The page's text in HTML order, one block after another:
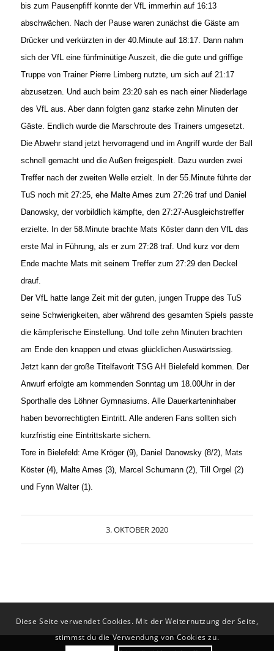
bis zum Pausenpfiff konnte der VfL immerhin auf 16:13
abschwächen. Nach der Pause waren zunächst die Gäste am
Drücker und verkürzten in der 40.Minute auf 18:17. Dann nahm
sich der VfL eine fünfminütige Auszeit, die die gute und griffige
Truppe von Trainer Pierre Limberg nutzte, um sich auf 21:17
abzusetzen. Und auch beim 23:20 sah es nach einer Niederlage
des VfL aus. Aber dann folgten ganz starke zehn Minuten der
Gäste. Endlich wurde die Marschroute des Trainers umgesetzt.
Die Abwehr stand jetzt hervorragend und im Angriff wurde der Ball
schnell gemacht und die Außen freigespielt. Dazu wurden zwei
Treffer nach der zweiten Welle erzielt. In der 55.Minute führte der
TuS noch mit 27:25, ehe Malte Ames zum 27:26 traf und Daniel
Danowsky, der vorbildlich kämpfte, den 27:27-Ausgleichstreffer
erzielte. In der 58.Minute brachte Mats Köster dann den VfL das
erste Mal in Führung, als er zum 27:28 traf. Und kurz vor dem
Ende machte Mats mit seinem Treffer zum 27:29 den Deckel
drauf.
Der VfL hatte lange Zeit mit der guten, jungen Truppe des TuS
seine Schwierigkeiten, aber während des gesamten Spiels passte
die kämpferische Einstellung. Und tolle zehn Minuten brachten
am Ende den knappen und etwas glücklichen Auswärtssieg.
Jetzt kann der große Titelfavorit TSG AH Bielefeld kommen. Der
Anwurf erfolgte am kommenden Sonntag um 18.00Uhr in der
Sporthalle des Löhner Gymnasiums. Alle Dauerkarteninhaber
haben bevorrechtigten Eintritt. Alle anderen Fans sollten sich
kurzfristig eine Eintrittskarte sichern.
Tore in Bielefeld: Arne Kröger (9), Daniel Danowsky (8/2), Mats
Köster (4), Malte Ames (3), Marcel Schumann (2), Till Orgel (2)
und Fynn Walter (1).
3. OKTOBER 2020
Diese Seite verwendet Cookies. Mit der Weiternutzung der Seite,
stimmst du die Verwendung von Cookies zu.